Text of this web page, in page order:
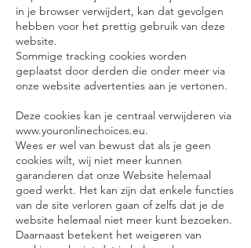
in je browser verwijdert, kan dat gevolgen
hebben voor het prettig gebruik van deze
website.
Sommige tracking cookies worden
geplaatst door derden die onder meer via
onze website advertenties aan je vertonen.
Deze cookies kan je centraal verwijderen via
www.youronlinechoices.eu.
Wees er wel van bewust dat als je geen
cookies wilt, wij niet meer kunnen
garanderen dat onze Website helemaal
goed werkt. Het kan zijn dat enkele functies
van de site verloren gaan of zelfs dat je de
website helemaal niet meer kunt bezoeken.
Daarnaast betekent het weigeren van